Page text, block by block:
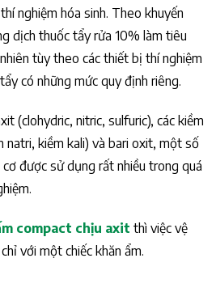
nghiệm hóa sinh. Theo khuyến
dịch thuốc tẩy rửa 10% làm tiêu
tùy theo các thiết bị thí nghiệm
có những mức quy định riêng.
(clohydric, nitric, sulfuric), các kiềm
natri, kiềm kali) và bari oxit, một số
được sử dụng rất nhiều trong quá
compact chịu axit thì việc vệ
với một chiếc khăn ẩm.